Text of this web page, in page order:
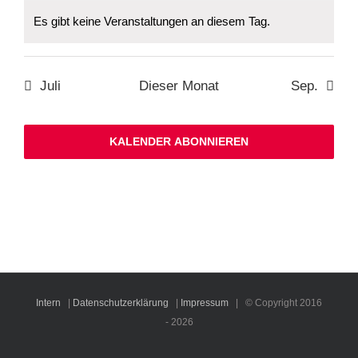
Hinweis
Es gibt keine Veranstaltungen an diesem Tag.
Juli Dieser Monat Sep.
KALENDER ABONNIEREN
Intern Datenschutzerklärung Impressum | © Copyright 2016
- 2026